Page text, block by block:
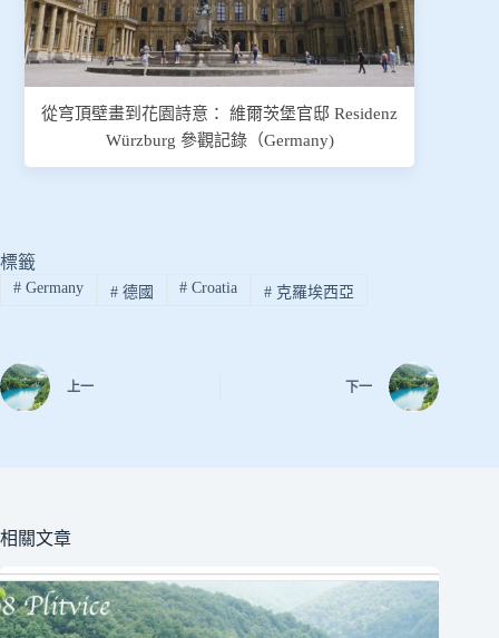
從穹頂壁畫到花園詩意： 維爾茨堡官邸 Residenz
Würzburg 參觀記錄（Germany)
標籤
#Germany #德國 # Croatia # 克羅埃西亞
上一 下一
相關文章